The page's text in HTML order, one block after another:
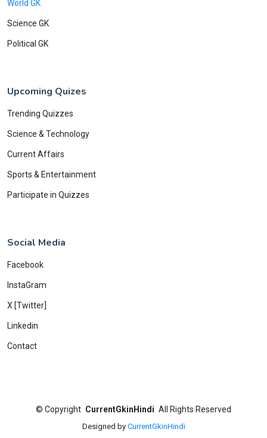
World GK
Science GK
Political GK
Upcoming Quizes
Trending Quizzes
Science & Technology
Current Affairs
Sports & Entertainment
Participate in Quizzes
Social Media
Facebook
InstaGram
X [Twitter]
Linkedin
Contact
© Copyright CurrentGkinHindi All Rights Reserved
Designed by CurrentGkinHindi